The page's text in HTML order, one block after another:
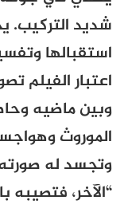
شديد التركيب.
استقبالها
اعتبار الفيلم
وبين ماضيه
الموروث
وتجسد له
“الآخر، فتصيبه